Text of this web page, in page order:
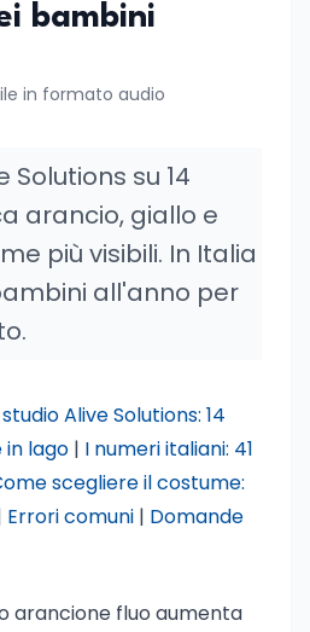
bambini
in formato audio
Solutions su 14
arancio, giallo e
più visibili. In Italia
all'anno per
studio Alive Solutions: 14
in lago | I numeri italiani: 41
scegliere il costume:
Errori comuni | Domande
arancione fluo aumenta